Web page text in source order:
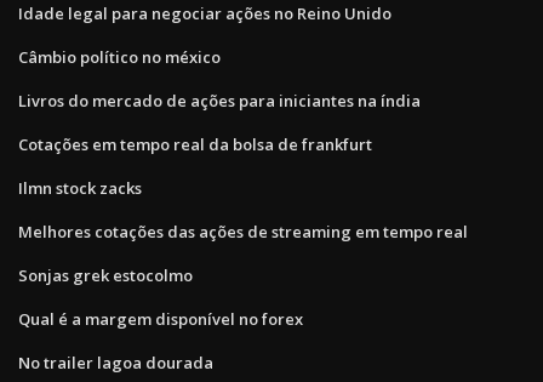
Idade legal para negociar ações no Reino Unido
Câmbio político no méxico
Livros do mercado de ações para iniciantes na índia
Cotações em tempo real da bolsa de frankfurt
Ilmn stock zacks
Melhores cotações das ações de streaming em tempo real
Sonjas grek estocolmo
Qual é a margem disponível no forex
No trailer lagoa dourada